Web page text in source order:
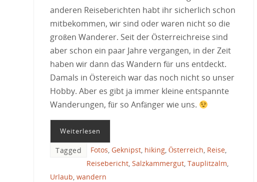
anderen Reiseberichten habt ihr sicherlich schon
mitbekommen, wir sind oder waren nicht so die
großen Wanderer. Seit der Österreichreise sind
aber schon ein paar Jahre vergangen, in der Zeit
haben wir dann das Wandern für uns entdeckt.
Damals in Östereich war das noch nicht so unser
Hobby. Aber es gibt ja immer kleine entspannte
Wanderungen, für so Anfänger wie uns.
Weiterlesen
Tagged Fotos, Geknipst, hiking, Österreich, Reise,
Reisebericht, Salzkammergut, Tauplitzalm,
Urlaub, wandern